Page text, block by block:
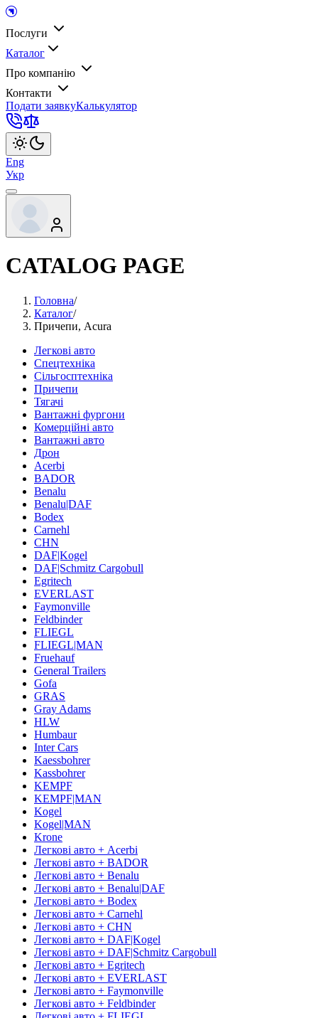
Послуги
Каталог
Про компанію
Контакти
Подати заявкуКалькулятор
Eng
Укр
CATALOG PAGE
Головна/
Каталог/
Причепи, Acura
Легкові авто
Спецтехніка
Сільгосптехніка
Причепи
Тягачі
Вантажні фургони
Комерційні авто
Вантажні авто
Дрон
Acerbi
BADOR
Benalu
Benalu|DAF
Bodex
Carnehl
CHN
DAF|Kogel
DAF|Schmitz Cargobull
Egritech
EVERLAST
Faymonville
Feldbinder
FLIEGL
FLIEGL|MAN
Fruehauf
General Trailers
Gofa
GRAS
Gray Adams
HLW
Humbaur
Inter Cars
Kaessbohrer
Kassbohrer
KEMPF
KEMPF|MAN
Kogel
Kogel|MAN
Krone
Легкові авто + Acerbi
Легкові авто + BADOR
Легкові авто + Benalu
Легкові авто + Benalu|DAF
Легкові авто + Bodex
Легкові авто + Carnehl
Легкові авто + CHN
Легкові авто + DAF|Kogel
Легкові авто + DAF|Schmitz Cargobull
Легкові авто + Egritech
Легкові авто + EVERLAST
Легкові авто + Faymonville
Легкові авто + Feldbinder